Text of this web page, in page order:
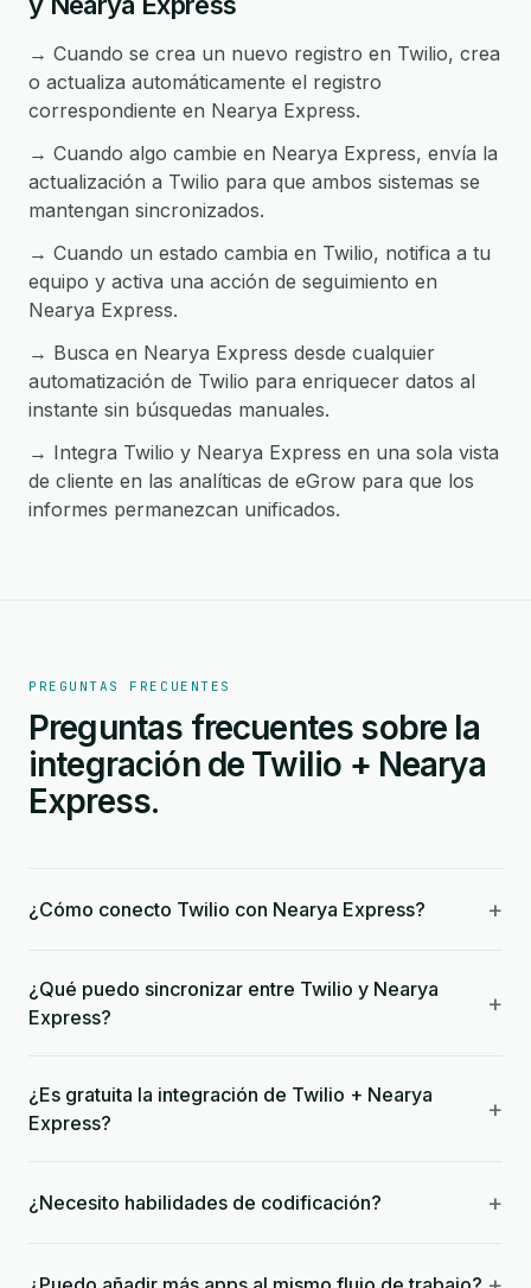
→ Cuando se crea un nuevo registro en Twilio, crea
o actualiza automáticamente el registro
correspondiente en Nearya Express.
→ Cuando algo cambie en Nearya Express, envía la
actualización a Twilio para que ambos sistemas se
mantengan sincronizados.
→ Cuando un estado cambia en Twilio, notifica a tu
equipo y activa una acción de seguimiento en
Nearya Express.
→ Busca en Nearya Express desde cualquier
automatización de Twilio para enriquecer datos al
instante sin búsquedas manuales.
→ Integra Twilio y Nearya Express en una sola vista
de cliente en las analíticas de eGrow para que los
informes permanezcan unificados.
PREGUNTAS FRECUENTES
Preguntas frecuentes sobre la
integración de Twilio + Nearya
Express.
¿Cómo conecto Twilio con Nearya Express? +
¿Qué puedo sincronizar entre Twilio y Nearya
Express?
+
¿Es gratuita la integración de Twilio + Nearya
Express?
+
¿Necesito habilidades de codificación? +